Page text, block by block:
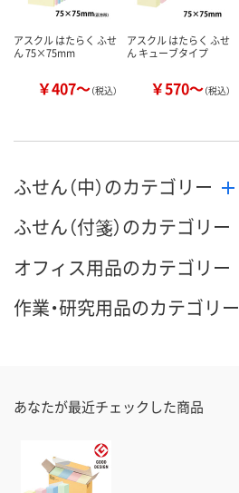
アスクル はたらく ふせ
ん 75×75mm
￥407～（税込）
アスクル はたらく ふせ
ん キューブタイプ
￥570～（税込）
ふせん（中）のカテゴリー
ふせん（付箋）のカテゴリー
オフィス用品のカテゴリー
作業・研究用品のカテゴリー
あなたが最近チェックした商品